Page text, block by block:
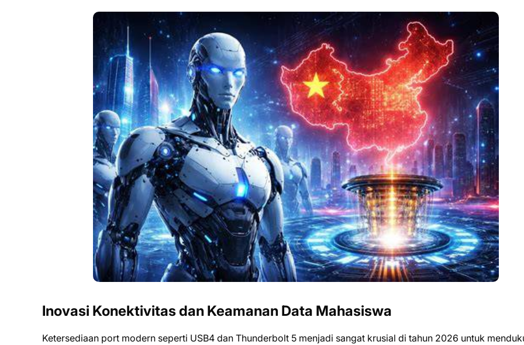
Inovasi Konektivitas dan Keamanan Data Mahasiswa
Ketersediaan port modern seperti USB4 dan Thunderbolt 5 menjadi sangat krusial di tahun 2026 untuk